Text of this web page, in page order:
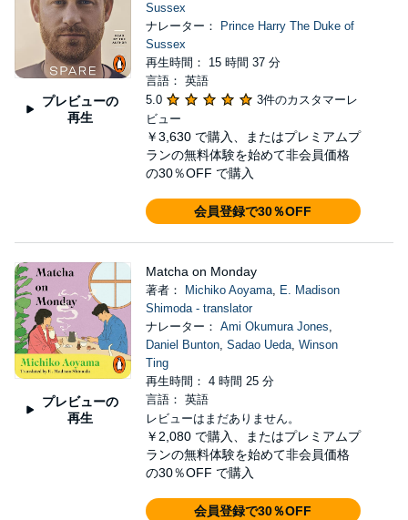
プレビューの
再生
Sussex
ナレーター：
Prince Harry The Duke of
Sussex
再生時間： 15 時間 37 分
言語： 英語
5.0
3件のカスタマーレ
ビュー
￥3,630 で購入、またはプレミアムプ
ランの無料体験を始めて非会員価格
の30％OFF で購入
会員登録で30％OFF
プレビューの
再生
Matcha on Monday
著者： Michiko Aoyama, E. Madison
Shimoda - translator
ナレーター： Ami Okumura Jones,
Daniel Bunton, Sadao Ueda, Winson
Ting
再生時間： 4 時間 25 分
言語： 英語
レビューはまだありません。
￥2,080 で購入、またはプレミアムプ
ランの無料体験を始めて非会員価格
の30％OFF で購入
会員登録で30％OFF